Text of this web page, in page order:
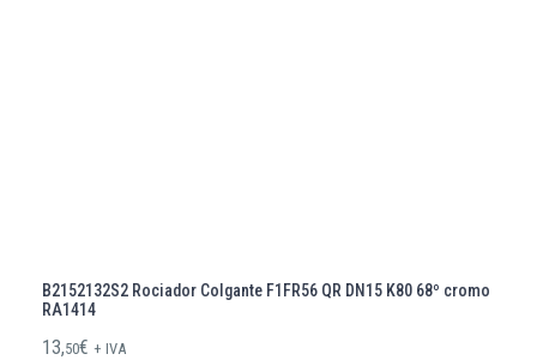
B2152132S2 Rociador Colgante F1FR56 QR DN15 K80 68º cromo
RA1414
13,50€ + IVA